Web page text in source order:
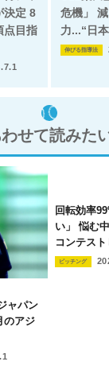
決定 8
点目指
危機」
力...“日
伸びる指導法
せて読みた
ャパン
のアジ
回転効率
い」 悩む
コンテスト
ピッチング